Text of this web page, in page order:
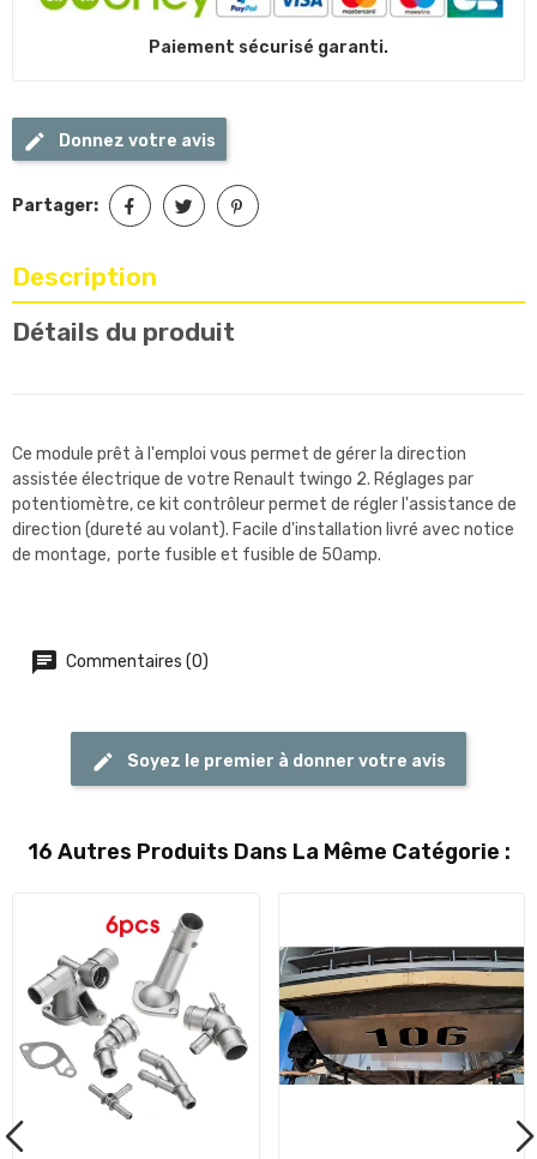
Paiement sécurisé garanti.
Donnez votre avis
Partager:
Description
Détails du produit
Ce module prêt à l'emploi vous permet de gérer la direction
assistée électrique de votre Renault twingo 2. Réglages par
potentiomètre, ce kit contrôleur permet de régler l'assistance de
direction (dureté au volant). Facile d'installation livré avec notice
de montage, porte fusible et fusible de 50amp.
Commentaires (0)
Soyez le premier à donner votre avis
16 Autres Produits Dans La Même Catégorie :